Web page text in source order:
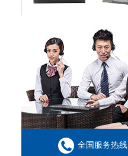
全国服务热线